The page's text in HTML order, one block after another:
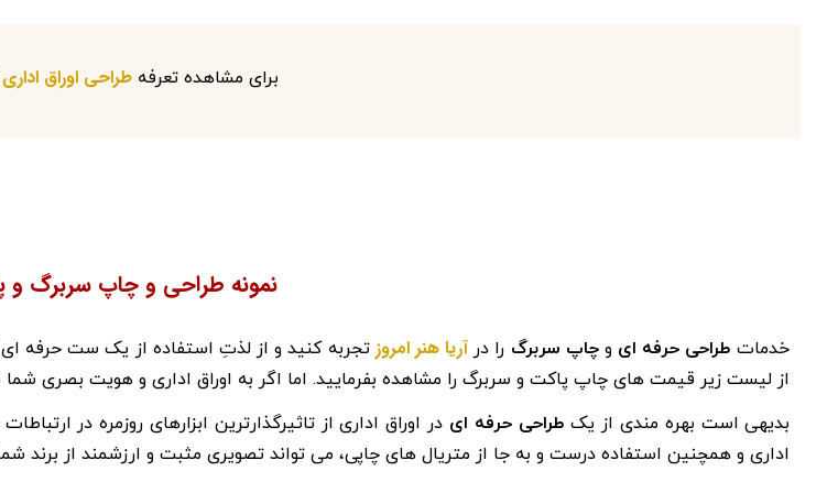
برای مشاهده تعرفه طراحی اوراق اداری
نمونه طراحی و چاپ سربرگ و
خدمات طراحی حرفه ای وچاپ سربرگ را درآریا هنر امروز تجربه کنید و از لذتِ استفاده از یک ست حرفه ای
از لیست زیر قیمت های چاپ پاکت و سربرگ را مشاهده بفرمایید. اما اگر به اوراق اداری و هویت بصری
بدیهی است بهره مندی از یک طراحی حرفه ای در اوراق اداری از تاثیرگذارترین ابزارهای روزمره در
اداری و همچنین استفاده درست و به جا از متریال های چاپی، می تواند تصویری مثبت و ارزشمند از برند